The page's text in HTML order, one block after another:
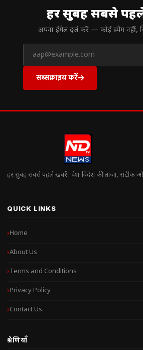
हर सुबह सबसे
अपना ईमेल दर्ज करें — कोई स्पैम नहीं,
सब्सक्राइब करें
हर सुबह सबसे पहले खबरें। देश-विदेश की ताज़ा, सटीक और
QUICK LINKS
Home
About Us
Terms and Conditions
Privacy Policy
Contact Us
श्रेणियाँ